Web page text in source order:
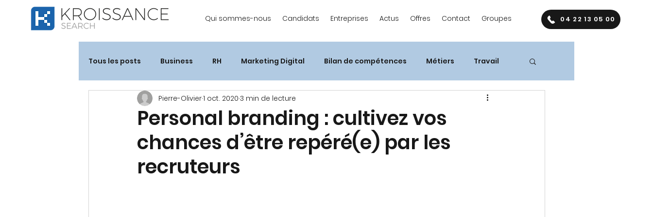
Qui sommes-nous Candidats Entreprises Actus Offres Contact Groupes 04 22 13 05 00
Tous les posts Business RH Marketing Digital Bilan de compétences Métiers Travail
Personal branding : cultivez vos
chances d’être repéré(e) par les
recruteurs
Pierre-Olivier1 oct. 2020 3 min de lecture